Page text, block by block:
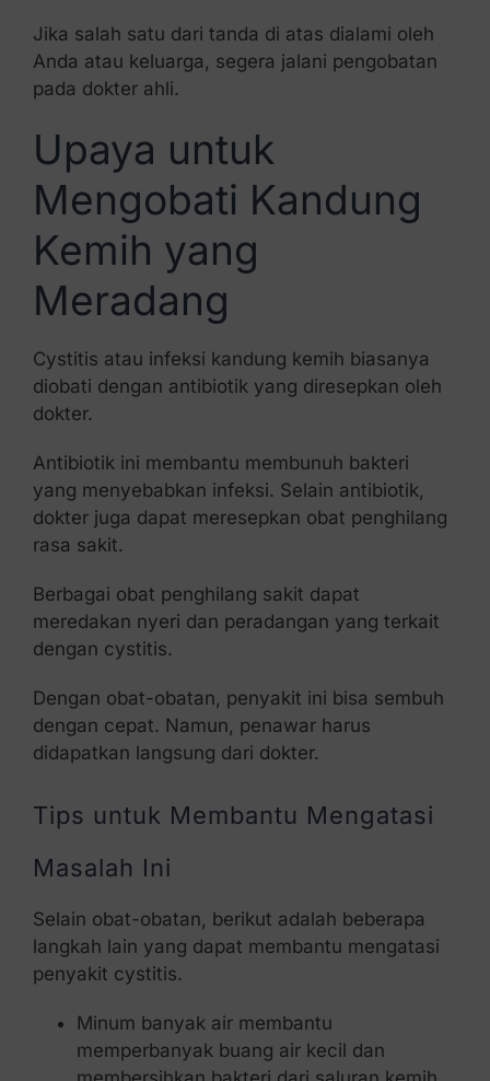
Jika salah satu dari tanda di atas dialami oleh
Anda atau keluarga, segera jalani pengobatan
pada dokter ahli.
Upaya untuk
Mengobati Kandung
Kemih yang
Meradang
Cystitis atau infeksi kandung kemih biasanya
diobati dengan antibiotik yang diresepkan oleh
dokter.
Antibiotik ini membantu membunuh bakteri
yang menyebabkan infeksi. Selain antibiotik,
dokter juga dapat meresepkan obat penghilang
rasa sakit.
Berbagai obat penghilang sakit dapat
meredakan nyeri dan peradangan yang terkait
dengan cystitis.
Dengan obat-obatan, penyakit ini bisa sembuh
dengan cepat. Namun, penawar harus
didapatkan langsung dari dokter.
Tips untuk Membantu Mengatasi
Masalah Ini
Selain obat-obatan, berikut adalah beberapa
langkah lain yang dapat membantu mengatasi
penyakit cystitis.
Minum banyak air membantu
memperbanyak buang air kecil dan